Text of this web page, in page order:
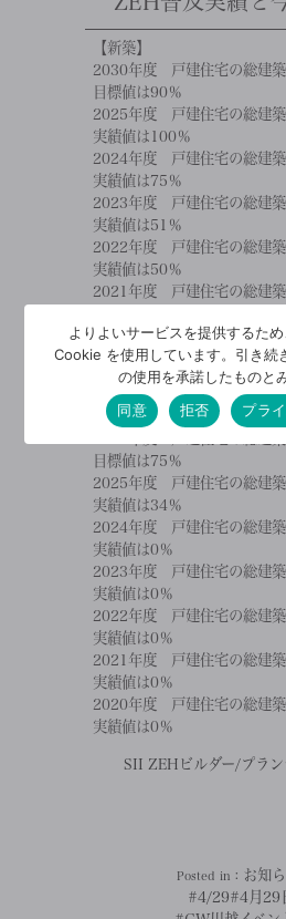
【新築】
2030年度 戸建住宅の総建
目標値は90％
2025年度 戸建住宅の総建
実績値は100％
2024年度 戸建住宅の総建
実績値は75％
2023年度 戸建住宅の総建
実績値は51％
2022年度 戸建住宅の総建
実績値は50％
2021年度 戸建住宅の総建
2020年度 戸建住宅の総建築
実績値は25％
【既存改修】
目標値は75％
2025年度 戸建住宅の総建
実績値は34％
2024年度 戸建住宅の総建
実績値は0％
2023年度 戸建住宅の総建
実績値は0％
2022年度 戸建住宅の総建
実績値は0％
2021年度 戸建住宅の総建
実績値は0％
2020年度 戸建住宅の総建
実績値は0％
SII ZEHビルダー/プラ
Posted in： お知
#4/29#4月29
よりよいサービスを提供するた
Cookie を使用しています。引き続
の使用を承諾したものと
同意
拒否 プラ